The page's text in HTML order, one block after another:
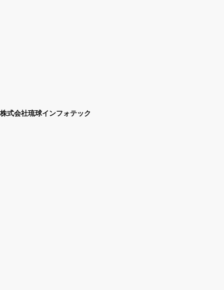
株式会社琉球インフォテック